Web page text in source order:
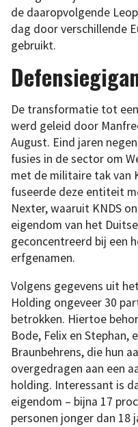
de daaropvolgende
dag door verschillende
gebruikt.
De transformatie tot
werd geleid door
August. Eind jaren
fusies in de sector om
met de militaire tak van
fuseerde deze entiteit
Nexter, waaruit KNDS
eigendom van het
geconcentreerd bij een
erfgenamen.
Volgens gegevens uit
Holding ongeveer 30
betrokken. Hiertoe
Bode, Felix en Stephan,
Braunbehrens, die hun
overgedragen aan een
holding. Interessant is
eigendom – bijna 17
personen jonger dan 18